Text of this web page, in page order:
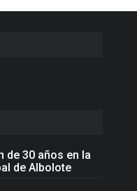
de 30 años en la
de Albolote